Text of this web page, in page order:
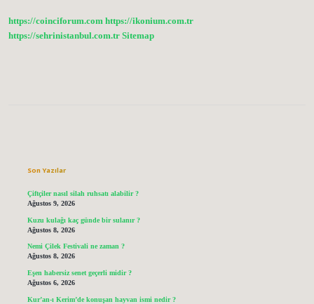
https://coinciforum.com https://ikonium.com.tr
https://sehrinistanbul.com.tr Sitemap
Son Yazılar
Çiftçiler nasıl silah ruhsatı alabilir ?
Ağustos 9, 2026
Kuzu kulağı kaç günde bir sulanır ?
Ağustos 8, 2026
Nemi Çilek Festivali ne zaman ?
Ağustos 8, 2026
Eşen habersiz senet geçerli midir ?
Ağustos 6, 2026
Kur’an-ı Kerim’de konuşan hayvan ismi nedir ?